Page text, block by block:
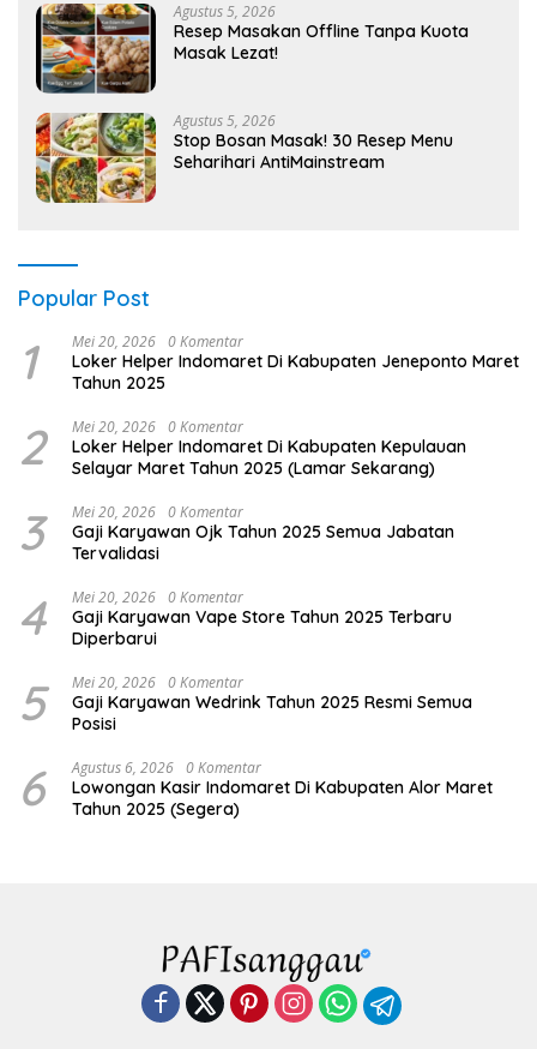
Agustus 5, 2026
Resep Masakan Offline Tanpa Kuota
Masak Lezat!
Agustus 5, 2026
Stop Bosan Masak! 30 Resep Menu
Seharihari AntiMainstream
Popular Post
1 Mei 20, 2026 0 Komentar
Loker Helper Indomaret Di Kabupaten Jeneponto Maret
Tahun 2025
2 Mei 20, 2026 0 Komentar
Loker Helper Indomaret Di Kabupaten Kepulauan
Selayar Maret Tahun 2025 (Lamar Sekarang)
3 Mei 20, 2026 0 Komentar
Gaji Karyawan Ojk Tahun 2025 Semua Jabatan
Tervalidasi
4 Mei 20, 2026 0 Komentar
Gaji Karyawan Vape Store Tahun 2025 Terbaru
Diperbarui
5 Mei 20, 2026 0 Komentar
Gaji Karyawan Wedrink Tahun 2025 Resmi Semua
Posisi
6 Agustus 6, 2026 0 Komentar
Lowongan Kasir Indomaret Di Kabupaten Alor Maret
Tahun 2025 (Segera)